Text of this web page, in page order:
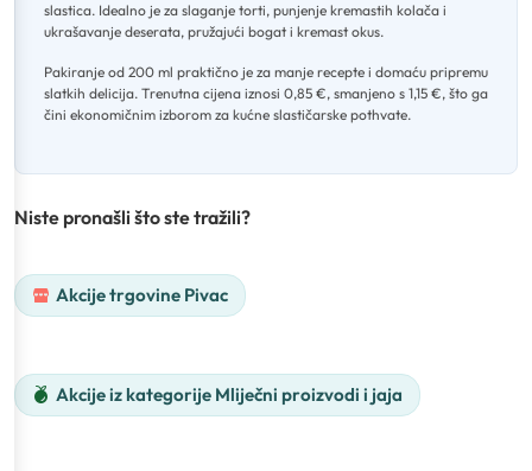
slastica. Idealno je za slaganje torti, punjenje kremastih kolača i
ukrašavanje deserata, pružajući bogat i kremast okus.
Pakiranje od 200 ml praktično je za manje recepte i domaću pripremu
slatkih delicija. Trenutna cijena iznosi 0,85 €, smanjeno s 1,15 €, što ga
čini ekonomičnim izborom za kućne slastičarske pothvate.
Niste pronašli što ste tražili?
Akcije trgovine Pivac
Akcije iz kategorije Mliječni proizvodi i jaja